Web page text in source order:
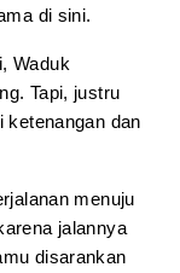
di sini.
Waduk
Tapi, justru
ketenangan dan
menuju
jalannya
disarankan